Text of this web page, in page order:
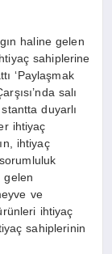
haline gelen
sahiplerine
‘Paylaşmak
salı
duyarlı
ihtiyaç
ihtiyaç
gelen
ve
ihtiyaç
sahiplerinin